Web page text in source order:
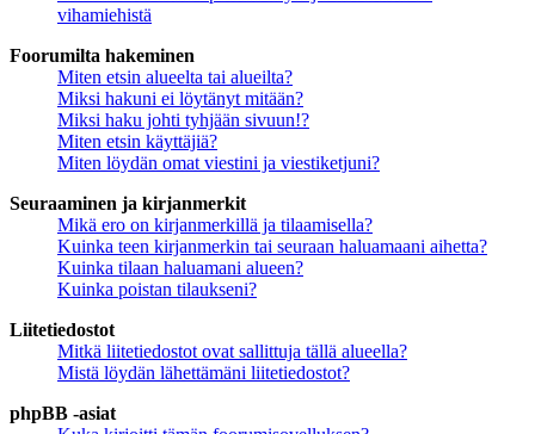
vihamiehistä
Foorumilta hakeminen
Miten etsin alueelta tai alueilta?
Miksi hakuni ei löytänyt mitään?
Miksi haku johti tyhjään sivuun!?
Miten etsin käyttäjiä?
Miten löydän omat viestini ja viestiketjuni?
Seuraaminen ja kirjanmerkit
Mikä ero on kirjanmerkillä ja tilaamisella?
Kuinka teen kirjanmerkin tai seuraan haluamaani aihetta?
Kuinka tilaan haluamani alueen?
Kuinka poistan tilaukseni?
Liitetiedostot
Mitkä liitetiedostot ovat sallittuja tällä alueella?
Mistä löydän lähettämäni liitetiedostot?
phpBB -asiat